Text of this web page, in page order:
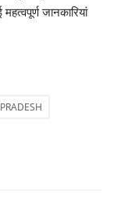
जानकारियां